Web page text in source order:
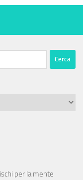
per la mente